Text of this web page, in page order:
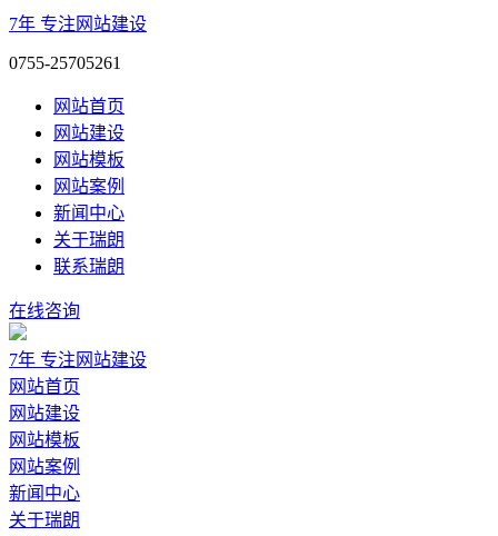
7年 专注网站建设
0755-25705261
网站首页
网站建设
网站模板
网站案例
新闻中心
关于瑞朗
联系瑞朗
在线咨询
7年 专注网站建设
网站首页
网站建设
网站模板
网站案例
新闻中心
关于瑞朗